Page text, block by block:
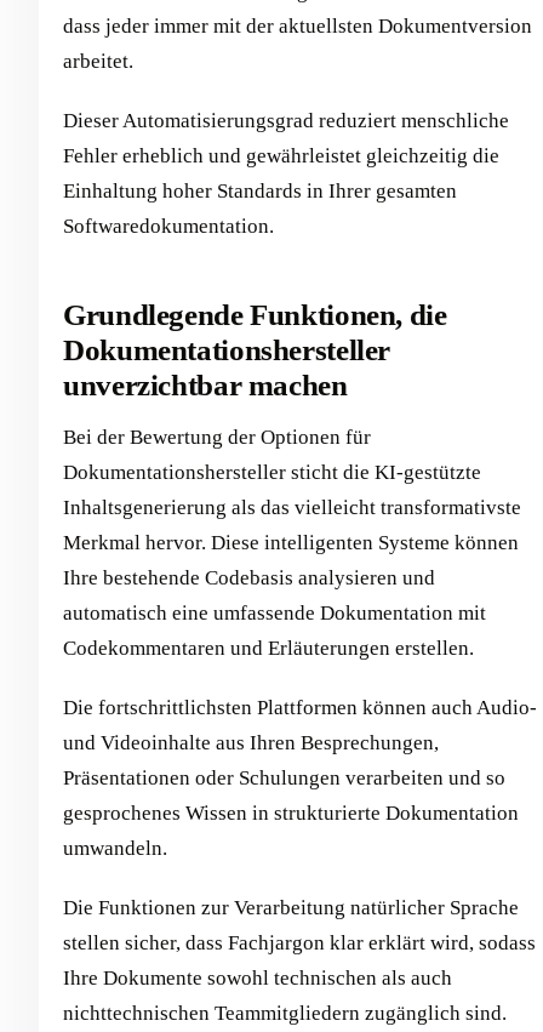
dass jeder immer mit der aktuellsten Dokumentversion
arbeitet.
Dieser Automatisierungsgrad reduziert menschliche
Fehler erheblich und gewährleistet gleichzeitig die
Einhaltung hoher Standards in Ihrer gesamten
Softwaredokumentation.
Grundlegende Funktionen, die
Dokumentationshersteller
unverzichtbar machen
Bei der Bewertung der Optionen für
Dokumentationshersteller sticht die KI-gestützte
Inhaltsgenerierung als das vielleicht transformativste
Merkmal hervor. Diese intelligenten Systeme können
Ihre bestehende Codebasis analysieren und
automatisch eine umfassende Dokumentation mit
Codekommentaren und Erläuterungen erstellen.
Die fortschrittlichsten Plattformen können auch Audio-
und Videoinhalte aus Ihren Besprechungen,
Präsentationen oder Schulungen verarbeiten und so
gesprochenes Wissen in strukturierte Dokumentation
umwandeln.
Die Funktionen zur Verarbeitung natürlicher Sprache
stellen sicher, dass Fachjargon klar erklärt wird, sodass
Ihre Dokumente sowohl technischen als auch
nichttechnischen Teammitgliedern zugänglich sind.